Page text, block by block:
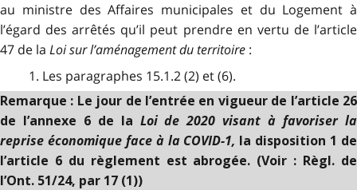
au ministre des Affaires municipales et du Logement à
l’égard des arrêtés qu’il peut prendre en vertu de l’article
47 de la Loi sur l’aménagement du territoire :
1. Les paragraphes 15.1.2 (2) et (6).
Remarque : Le jour de l’entrée en vigueur de l’article 26
de l’annexe 6 de la Loi de 2020 visant à favoriser la
reprise économique face à la COVID-1,
la disposition 1 de
l’article 6 du règlement est abrogée. (Voir : Règl. de
l’Ont. 51/24, par 17 (1))